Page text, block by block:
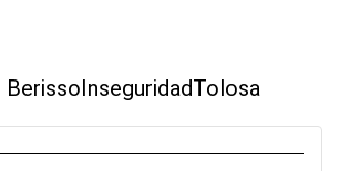
BerissoInseguridadTolosa